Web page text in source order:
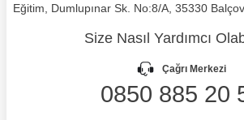
Eğitim, Dumlupınar Sk. No:8/A, 35330
Size Nasıl Yardımcı
Çağrı Merkezi
0850 885 20